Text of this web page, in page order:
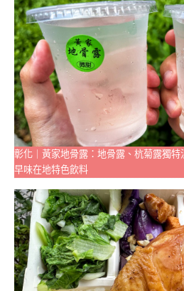
彰化｜黃家地骨露：地骨露、杭菊露獨
早味在地特色飲料